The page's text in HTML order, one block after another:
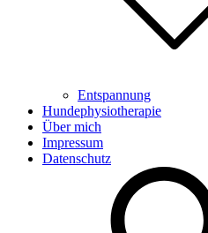
Entspannung
Hundephysiotherapie
Über mich
Impressum
Datenschutz